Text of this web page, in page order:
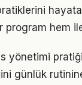
program hem
yönetimi
günlük